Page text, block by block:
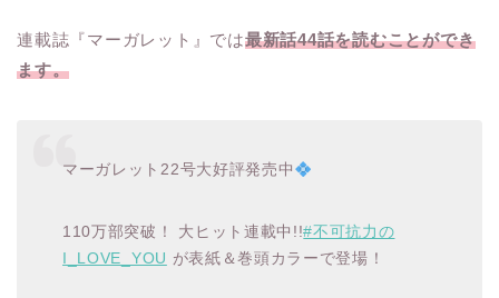
連載誌『マーガレット』では最新話44話を読むことができ
ます。
マーガレット22号大好評発売中
110万部突破！ 大ヒット連載中!!#不可抗力の
I_LOVE_YOU が表紙＆巻頭カラーで登場！